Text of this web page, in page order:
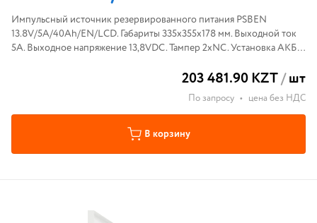
Импульсный источник резервированного питания PSBEN
13.8V/5A/40Ah/EN/LCD. Габариты 335x355x178 мм. Выходной ток
5A. Выходное напряжение 13,8VDC. Тампер 2xNC. Установка АКБ
203 481.90 KZT/шт
По запросу • цена без НДС
В корзину